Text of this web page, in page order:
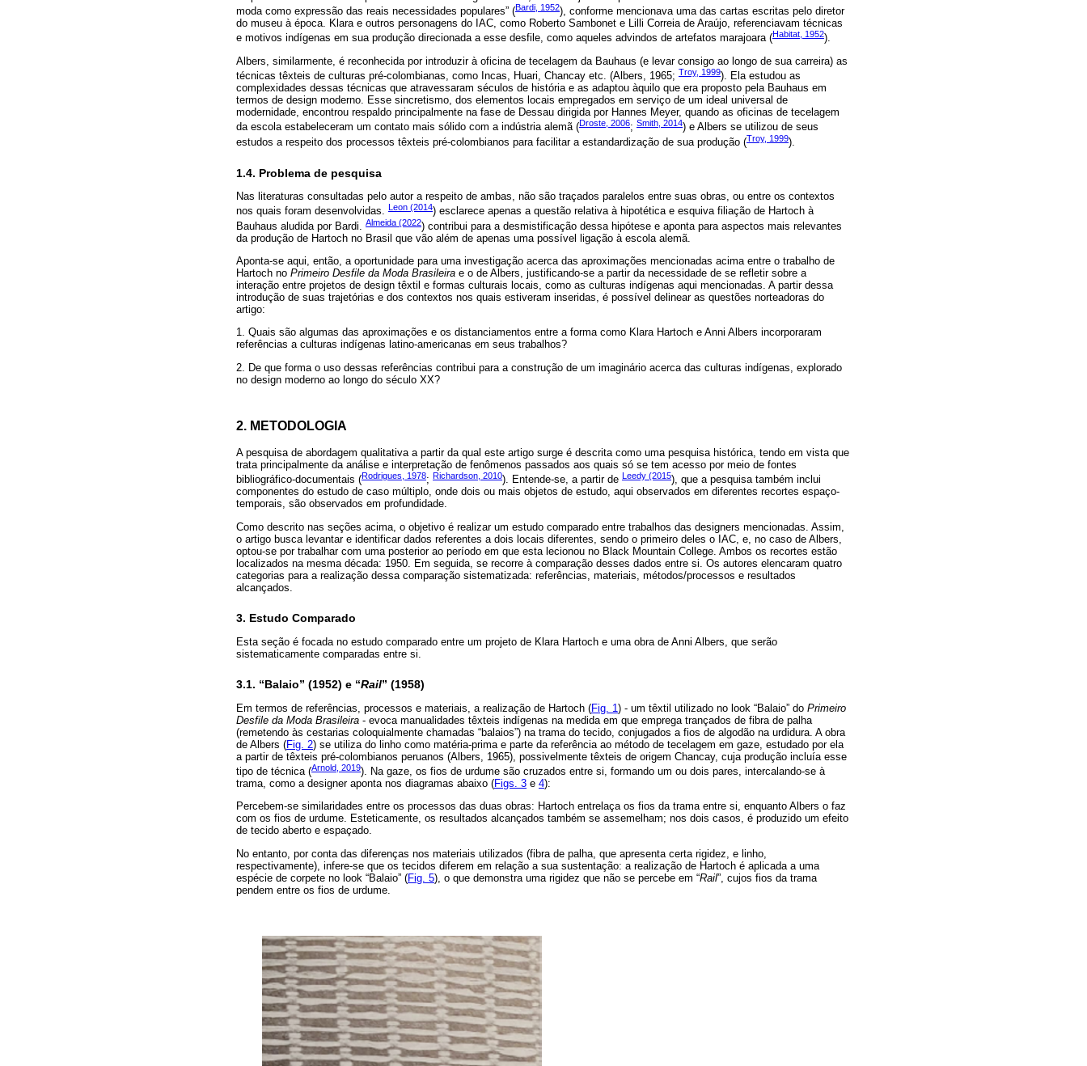
moda como expressão das reais necessidades populares” (Bardi, 1952), conforme mencionava uma das cartas escritas pelo diretor
do museu à época. Klara e outros personagens do IAC, como Roberto Sambonet e Lilli Correia de Araújo, referenciavam técnicas
e motivos indígenas em sua produção direcionada a esse desfile, como aqueles advindos de artefatos marajoara (Habitat, 1952).
Albers, similarmente, é reconhecida por introduzir à oficina de tecelagem da Bauhaus (e levar consigo ao longo de sua carreira) as
técnicas têxteis de culturas pré-colombianas, como Incas, Huari, Chancay etc. (Albers, 1965; Troy, 1999). Ela estudou as
complexidades dessas técnicas que atravessaram séculos de história e as adaptou àquilo que era proposto pela Bauhaus em
termos de design moderno. Esse sincretismo, dos elementos locais empregados em serviço de um ideal universal de
modernidade, encontrou respaldo principalmente na fase de Dessau dirigida por Hannes Meyer, quando as oficinas de tecelagem
da escola estabeleceram um contato mais sólido com a indústria alemã (Droste, 2006; Smith, 2014) e Albers se utilizou de seus
estudos a respeito dos processos têxteis pré-colombianos para facilitar a estandardização de sua produção (Troy, 1999).
1.4. Problema de pesquisa
Nas literaturas consultadas pelo autor a respeito de ambas, não são traçados paralelos entre suas obras, ou entre os contextos
nos quais foram desenvolvidas.
Leon (2014) esclarece apenas a questão relativa à hipotética e esquiva filiação de Hartoch à
Bauhaus aludida por Bardi. Almeida (2022) contribui para a desmistificação dessa hipótese e aponta para aspectos mais relevantes
da produção de Hartoch no Brasil que vão além de apenas uma possível ligação à escola alemã.
Aponta-se aqui, então, a oportunidade para uma investigação acerca das aproximações mencionadas acima entre o trabalho de
Hartoch no Primeiro Desfile da Moda Brasileira e o de Albers, justificando-se a partir da necessidade de se refletir sobre a
interação entre projetos de design têxtil e formas culturais locais, como as culturas indígenas aqui mencionadas. A partir dessa
introdução de suas trajetórias e dos contextos nos quais estiveram inseridas, é possível delinear as questões norteadoras do
artigo:
1. Quais são algumas das aproximações e os distanciamentos entre a forma como Klara Hartoch e Anni Albers incorporaram
referências a culturas indígenas latino-americanas em seus trabalhos?
2. De que forma o uso dessas referências contribui para a construção de um imaginário acerca das culturas indígenas, explorado
no design moderno ao longo do século XX?
2. METODOLOGIA
A pesquisa de abordagem qualitativa a partir da qual este artigo surge é descrita como uma pesquisa histórica, tendo em vista que
trata principalmente da análise e interpretação de fenômenos passados aos quais só se tem acesso por meio de fontes
bibliográfico-documentais (Rodrigues, 1978; Richardson, 2010). Entende-se, a partir de Leedy (2015), que a pesquisa também inclui
componentes do estudo de caso múltiplo, onde dois ou mais objetos de estudo, aqui observados em diferentes recortes espaço-
temporais, são observados em profundidade.
Como descrito nas seções acima, o objetivo é realizar um estudo comparado entre trabalhos das designers mencionadas. Assim,
o artigo busca levantar e identificar dados referentes a dois locais diferentes, sendo o primeiro deles o IAC, e, no caso de Albers,
optou-se por trabalhar com uma posterior ao período em que esta lecionou no Black Mountain College. Ambos os recortes estão
localizados na mesma década: 1950. Em seguida, se recorre à comparação desses dados entre si. Os autores elencaram quatro
categorias para a realização dessa comparação sistematizada: referências, materiais, métodos/processos e resultados
alcançados.
3. Estudo Comparado
Esta seção é focada no estudo comparado entre um projeto de Klara Hartoch e uma obra de Anni Albers, que serão
sistematicamente comparadas entre si.
3.1. “Balaio” (1952) e “Rail” (1958)
Em termos de referências, processos e materiais, a realização de Hartoch (Fig. 1 ) - um têxtil utilizado no look “Balaio” do Primeiro
Desfile da Moda Brasileira - evoca manualidades têxteis indígenas na medida em que emprega trançados de fibra de palha
(remetendo às cestarias coloquialmente chamadas “balaios”) na trama do tecido, conjugados a fios de algodão na urdidura. A obra
de Albers (Fig. 2) se utiliza do linho como matéria-prima e parte da referência ao método de tecelagem em gaze, estudado por ela
a partir de têxteis pré-colombianos peruanos (Albers, 1965), possivelmente têxteis de origem Chancay, cuja produção incluía esse
tipo de técnica (Arnold, 2019). Na gaze, os fios de urdume são cruzados entre si, formando um ou dois pares, intercalando-se à
trama, como a designer aponta nos diagramas abaixo (Figs. 3 e 4):
Percebem-se similaridades entre os processos das duas obras: Hartoch entrelaça os fios da trama entre si, enquanto Albers o faz
com os fios de urdume. Esteticamente, os resultados alcançados também se assemelham; nos dois casos, é produzido um efeito
de tecido aberto e espaçado.
No entanto, por conta das diferenças nos materiais utilizados (fibra de palha, que apresenta certa rigidez, e linho,
respectivamente), infere-se que os tecidos diferem em relação a sua sustentação: a realização de Hartoch é aplicada a uma
espécie de corpete no look “Balaio” (Fig. 5), o que demonstra uma rigidez que não se percebe em “Rail”, cujos fios da trama
pendem entre os fios de urdume.